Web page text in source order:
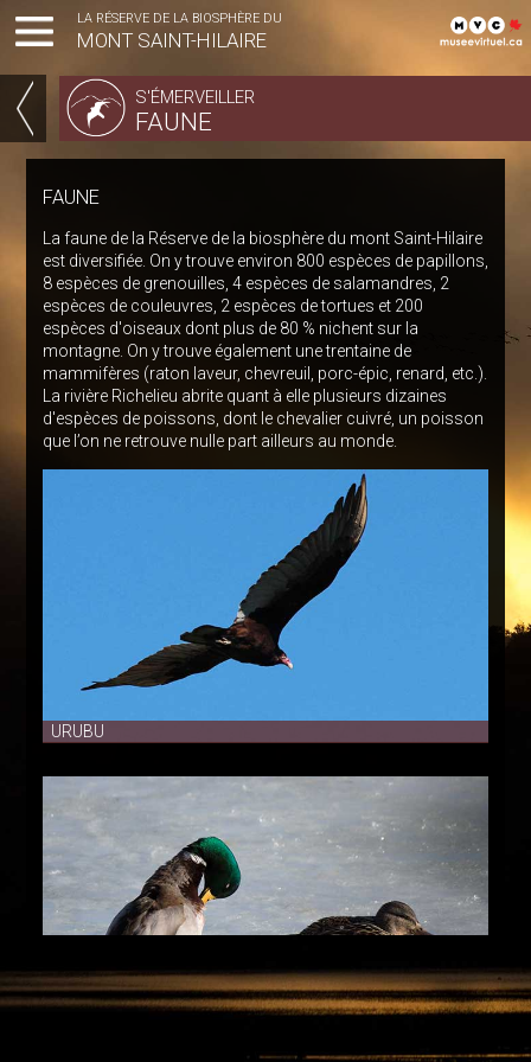
ACCUEIL
BIOSPHÈRE
S'ÉMERVEILLER
EXPLORER
GOÛTER
REMERCIEMENTS
LA RÉSERVE DE LA BIOSPHÈRE DU
MONT SAINT-HILAIRE
S'ÉMERVEILLER
FAUNE
FAUNE
La faune de la Réserve de la biosphère du mont Saint-Hilaire
est diversifiée. On y trouve environ 800 espèces de papillons,
8 espèces de grenouilles, 4 espèces de salamandres, 2
espèces de couleuvres, 2 espèces de tortues et 200
espèces d'oiseaux dont plus de 80 % nichent sur la
montagne. On y trouve également une trentaine de
mammifères (raton laveur, chevreuil, porc-épic, renard, etc.).
La rivière Richelieu abrite quant à elle plusieurs dizaines
d'espèces de poissons, dont le chevalier cuivré, un poisson
que l’on ne retrouve nulle part ailleurs au monde.
URUBU
FR
/
Intro
/
Accueil
Faune